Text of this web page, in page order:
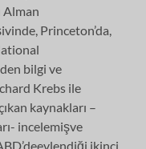
Alman
Princeton’da,
bilgi ve
Krebs ile
kaynakları –
incelemişve
ikinci